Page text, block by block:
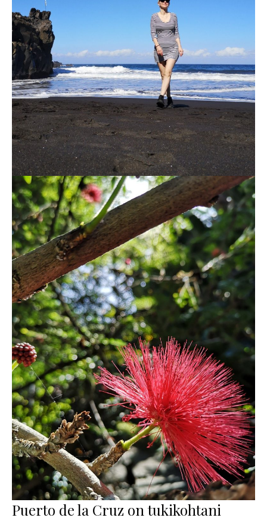
Puerto de la Cruz on tukikohtani